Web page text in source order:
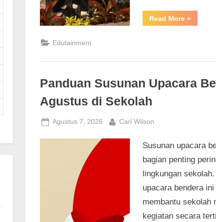
Read More»
Edutainment
Panduan Susunan Upacara
Agustus di Sekolah
Posted
Agustus 7, 2026 By
Carl Wilson
Susunan upacara
bagian penting
lingkungan
upacara bendera
membantu sekolah
kegiatan secara